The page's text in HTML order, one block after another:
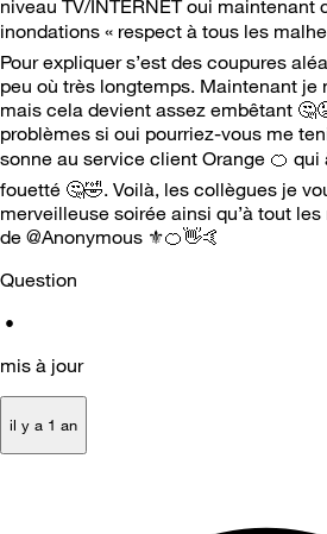
niveau TV/INTERNET oui maintenant
inondations « respect à tous les
Pour expliquer s’est des coupures
peu où très longtemps. Maintenant je
mais cela devient assez embêtant 🤔
problèmes si oui pourriez-vous me
sonne au service client Orange 🍊 qui
fouetté 🤔🤣. Voilà, les collègues je
merveilleuse soirée ainsi qu’à tout
de @Anonymous ⚜️🍊👋🤙
Question
•
mis à jour
il y a 1 an